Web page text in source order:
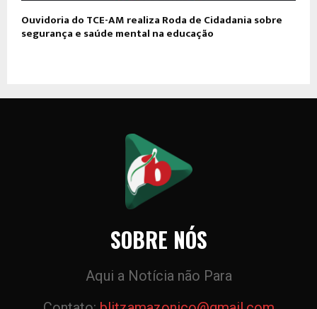
Ouvidoria do TCE-AM realiza Roda de Cidadania sobre
segurança e saúde mental na educação
SOBRE NÓS
Aqui a Notícia não Para